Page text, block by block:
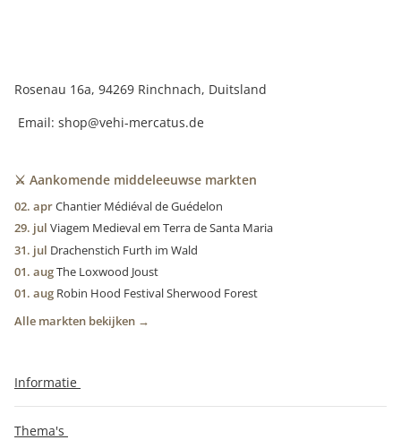
Rosenau 16a, 94269 Rinchnach, Duitsland
Email: shop@vehi-mercatus.de
⚔️ Aankomende middeleeuwse markten
02. aprChantier Médiéval de Guédelon
29. jul Viagem Medieval em Terra de Santa Maria
31. jul Drachenstich Furth im Wald
01. augThe Loxwood Joust
01. aug Robin Hood Festival Sherwood Forest
Alle markten bekijken →
Informatie
Thema's